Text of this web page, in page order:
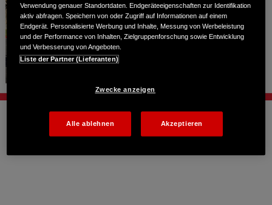
Verwendung genauer Standortdaten. Endgeräteeigenschaften zur Identifikation
aktiv abfragen. Speichern von oder Zugriff auf Informationen auf einem
Endgerät. Personalisierte Werbung und Inhalte, Messung von Werbeleistung
und der Performance von Inhalten, Zielgruppenforschung sowie Entwicklung
und Verbesserung von Angeboten.
Liste der Partner (Lieferanten)
Zwecke anzeigen
Alle ablehnen Akzeptieren